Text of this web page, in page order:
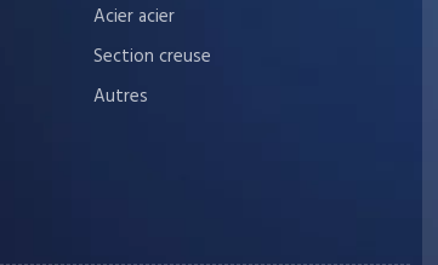
Acier acier
Section creuse
Autres